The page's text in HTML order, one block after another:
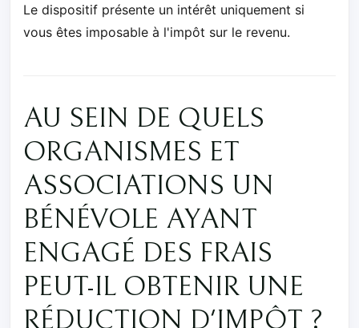
Le dispositif présente un intérêt uniquement si
vous êtes imposable à l'impôt sur le revenu.
AU SEIN DE QUELS
ORGANISMES ET
ASSOCIATIONS UN
BÉNÉVOLE AYANT
ENGAGÉ DES FRAIS
PEUT-IL OBTENIR UNE
RÉDUCTION D'IMPÔT ?